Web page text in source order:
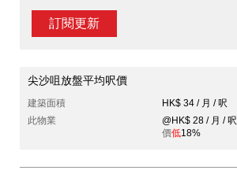
訂閱更新
尖沙咀放盤平均呎價
建築面積
HK$ 34 / 月 / 呎
此物業
@HK$ 28 / 月 / 呎
價低18%